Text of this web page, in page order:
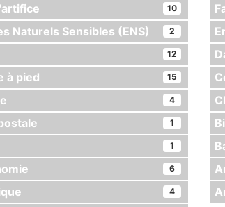
10
Naturels Sensibles (ENS) 2
12
à pied 15
4
1
1
6
4